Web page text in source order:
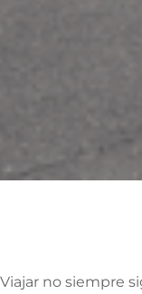
Viajar no siempre